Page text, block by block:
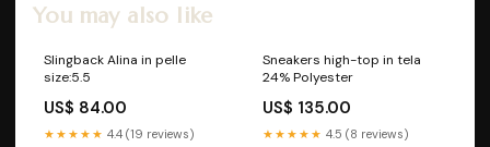
You may also like
Slingback Alina in pelle
size:5.5
US$ 84.00
★★★★★ 4.4 (19 reviews)
Sneakers high-top in tela
24% Polyester
US$ 135.00
★★★★★ 4.5 (8 reviews)